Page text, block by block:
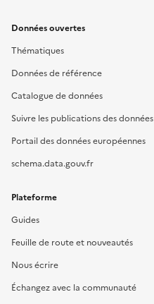
Données ouvertes
Thématiques
Données de référence
Catalogue de données
Suivre les publications des données
Portail des données européennes
schema.data.gouv.fr
Plateforme
Guides
Feuille de route et nouveautés
Nous écrire
Échangez avec la communauté